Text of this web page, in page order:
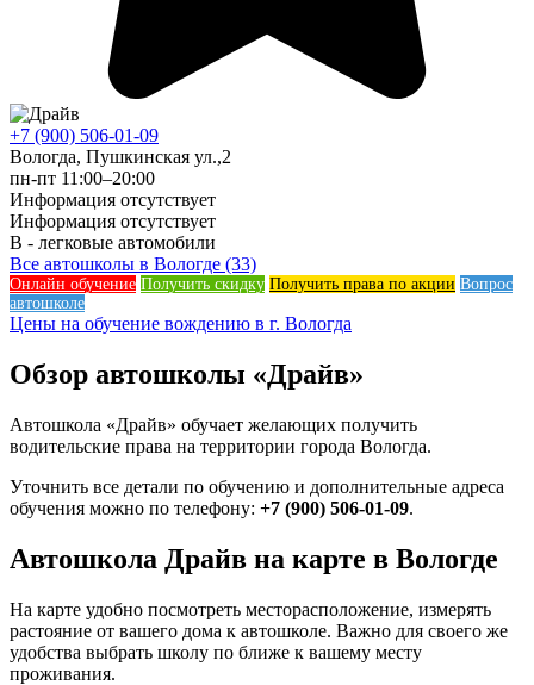
+7 (900) 506-01-09
Вологда, Пушкинская ул.,2
пн-пт 11:00–20:00
Информация отсутствует
Информация отсутствует
B - легковые автомобили
Все автошколы в Вологде (33)
Онлайн обучение Получить скидку Получить права по акции Вопрос
автошколе
Цены на обучение вождению в г. Вологда
Обзор автошколы «Драйв»
Автошкола «Драйв» обучает желающих получить
водительские права на территории города Вологда.
Уточнить все детали по обучению и дополнительные адреса
обучения можно по телефону: +7 (900) 506-01-09.
Автошкола Драйв на карте в Вологде
На карте удобно посмотреть месторасположение, измерять
растояние от вашего дома к автошколе. Важно для своего же
удобства выбрать школу по ближе к вашему месту
проживания.